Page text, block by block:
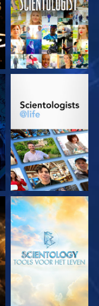
VERKEN DE SERIE
VERKEN DE SERIE